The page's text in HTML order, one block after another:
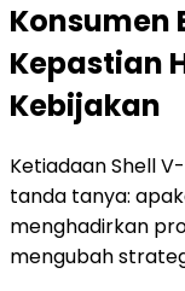
Konsumen
Kepastian
Kebijakan
Ketiadaan Shell
tanda tanya:
menghadirkan
mengubah